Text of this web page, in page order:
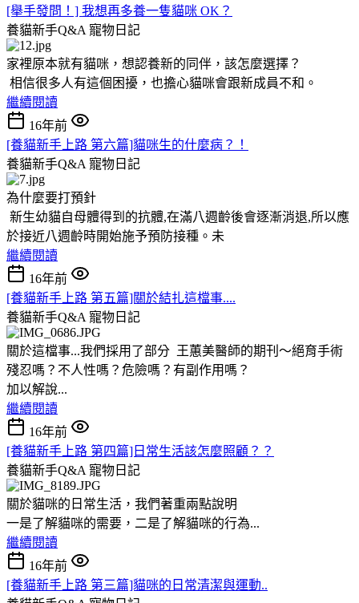
[舉手發問！] 我想再多養一隻貓咪 OK？
養貓新手Q&A 寵物日記
家裡原本就有貓咪，想認養新的同伴，該怎麼選擇？
相信很多人有這個困擾，也擔心貓咪會跟新成員不和。
繼續閱讀
16年前
[養貓新手上路 第六篇]貓咪生的什麼病？！
養貓新手Q&A 寵物日記
為什麼要打預針
新生幼貓自母體得到的抗體,在滿八週齡後會逐漸消退,所以應
於接近八週齡時開始施予預防接種。未
繼續閱讀
16年前
[養貓新手上路 第五篇]關於結扎這檔事....
養貓新手Q&A 寵物日記
關於這檔事...我們採用了部分 王蕙美醫師的期刊～絕育手術
殘忍嗎？不人性嗎？危險嗎？有副作用嗎？
加以解說...
繼續閱讀
16年前
[養貓新手上路 第四篇]日常生活該怎麼照顧？？
養貓新手Q&A 寵物日記
關於貓咪的日常生活，我們著重兩點說明
一是了解貓咪的需要，二是了解貓咪的行為...
繼續閱讀
16年前
[養貓新手上路 第三篇]貓咪的日常清潔與運動..